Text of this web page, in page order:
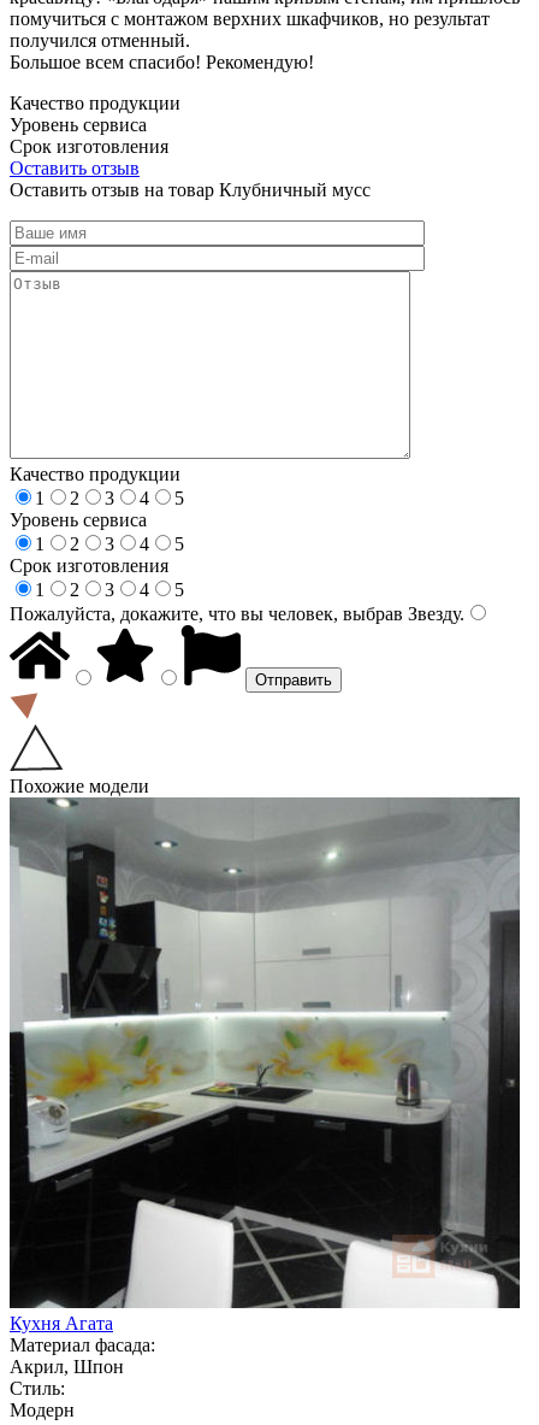
помучиться с монтажом верхних шкафчиков, но результат
получился отменный.
Большое всем спасибо! Рекомендую!
Качество продукции
Уровень сервиса
Срок изготовления
Оставить отзыв
Оставить отзыв на товар Клубничный мусс
Качество продукции
1
2 3 4
5
Уровень сервиса
1
2 3 4
5
Срок изготовления
1
2 3 4
5
Пожалуйста, докажите, что вы человек, выбрав Звезду.
Похожие модели
Кухня Агата
Материал фасада:
Акрил, Шпон
Стиль:
Модерн